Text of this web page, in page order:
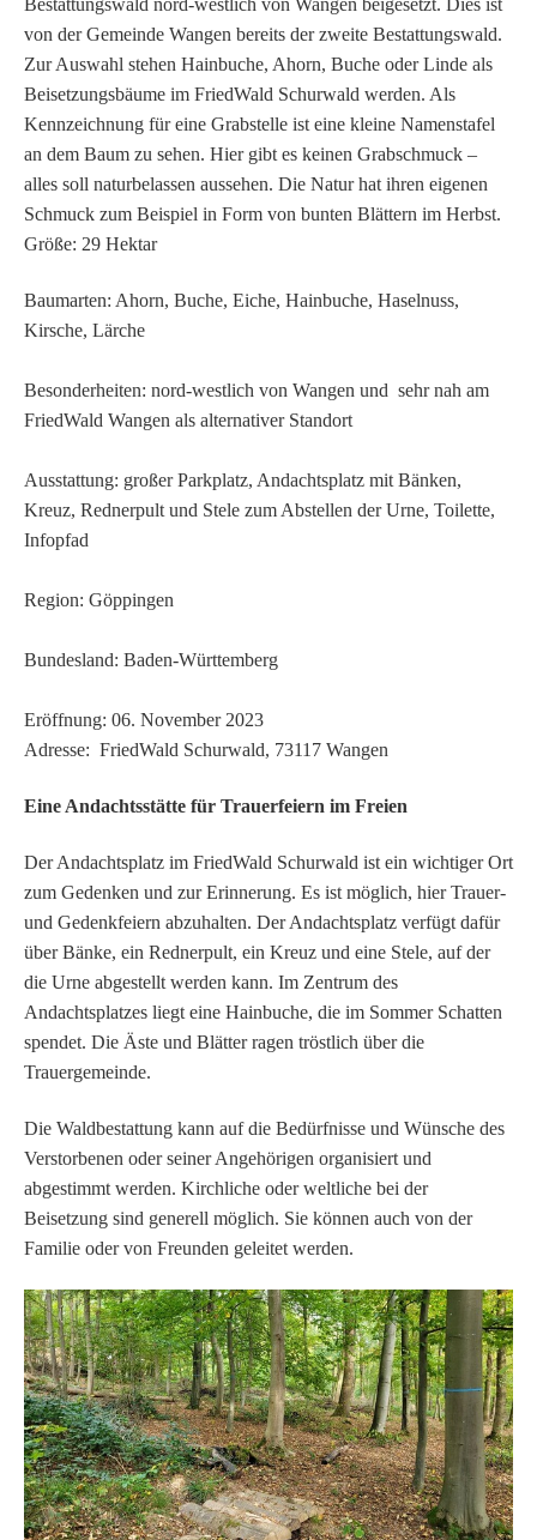
von der Gemeinde Wangen bereits der zweite Bestattungswald.
Zur Auswahl stehen Hainbuche, Ahorn, Buche oder Linde als
Beisetzungsbäume im FriedWald Schurwald werden. Als
Kennzeichnung für eine Grabstelle ist eine kleine Namenstafel
an dem Baum zu sehen. Hier gibt es keinen Grabschmuck –
alles soll naturbelassen aussehen. Die Natur hat ihren eigenen
Schmuck zum Beispiel in Form von bunten Blättern im Herbst.
Größe: 29 Hektar
Baumarten: Ahorn, Buche, Eiche, Hainbuche, Haselnuss,
Kirsche, Lärche
Besonderheiten: nord-westlich von Wangen und sehr nah am
FriedWald Wangen als alternativer Standort
Ausstattung: großer Parkplatz, Andachtsplatz mit Bänken,
Kreuz, Rednerpult und Stele zum Abstellen der Urne, Toilette,
Infopfad
Region: Göppingen
Bundesland: Baden-Württemberg
Eröffnung: 06. November 2023
Adresse: FriedWald Schurwald, 73117 Wangen
Eine Andachtsstätte für Trauerfeiern im Freien
Der Andachtsplatz im FriedWald Schurwald ist ein wichtiger Ort
zum Gedenken und zur Erinnerung. Es ist möglich, hier Trauer-
und Gedenkfeiern abzuhalten. Der Andachtsplatz verfügt dafür
über Bänke, ein Rednerpult, ein Kreuz und eine Stele, auf der
die Urne abgestellt werden kann. Im Zentrum des
Andachtsplatzes liegt eine Hainbuche, die im Sommer Schatten
spendet. Die Äste und Blätter ragen tröstlich über die
Trauergemeinde.
Die Waldbestattung kann auf die Bedürfnisse und Wünsche des
Verstorbenen oder seiner Angehörigen organisiert und
abgestimmt werden. Kirchliche oder weltliche bei der
Beisetzung sind generell möglich. Sie können auch von der
Familie oder von Freunden geleitet werden.